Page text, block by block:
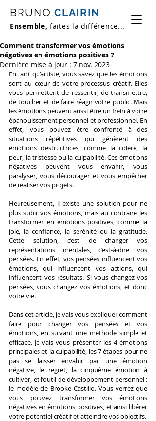
BRUNO CLAIRIN
Ensemble, faites la différence...
Comment transformer vos émotions
négatives en émotions positives ?
Dernière mise à jour : 7 nov. 2023
En tant qu’artiste, vous savez que les émotions
sont au cœur de votre processus créatif. Elles
vous permettent de ressentir, de transmettre,
de toucher et de faire réagir votre public. Mais
les émotions peuvent aussi être un frein à votre
épanouissement personnel et professionnel. En
effet, vous pouvez être confronté à des
situations répétitives qui génèrent des
émotions destructrices, comme la colère, la
peur, la tristesse ou la culpabilité. Ces émotions
négatives peuvent vous envahir, vous
paralyser, vous décourager et vous empêcher
de réaliser vos projets.
Heureusement, il existe une solution pour ne
plus subir vos émotions, mais au contraire les
transformer en émotions positives, comme la
joie, la confiance, la sérénité ou la gratitude.
Cette solution, c’est de changer vos
représentations mentales, c’est-à-dire vos
pensées. En effet, vos pensées influencent vos
émotions, qui influencent vos actions, qui
influencent vos résultats. Si vous changez vos
pensées, vous changez vos émotions, et donc
votre vie.
Dans cet article, je vais vous expliquer comment
faire pour changer vos pensées et vos
émotions, en suivant une méthode simple et
efficace. Je vais vous présenter les 4 émotions
principales et la culpabilité, les 7 étapes pour ne
pas se laisser envahir par une émotion
négative, le regret, la cinquième émotion à
cultiver, et l’outil de développement personnel :
le modèle de Brooke Castillo. Vous verrez que
vous pouvez transformer vos émotions
négatives en émotions positives, et ainsi libérer
votre potentiel créatif et atteindre vos objectifs.